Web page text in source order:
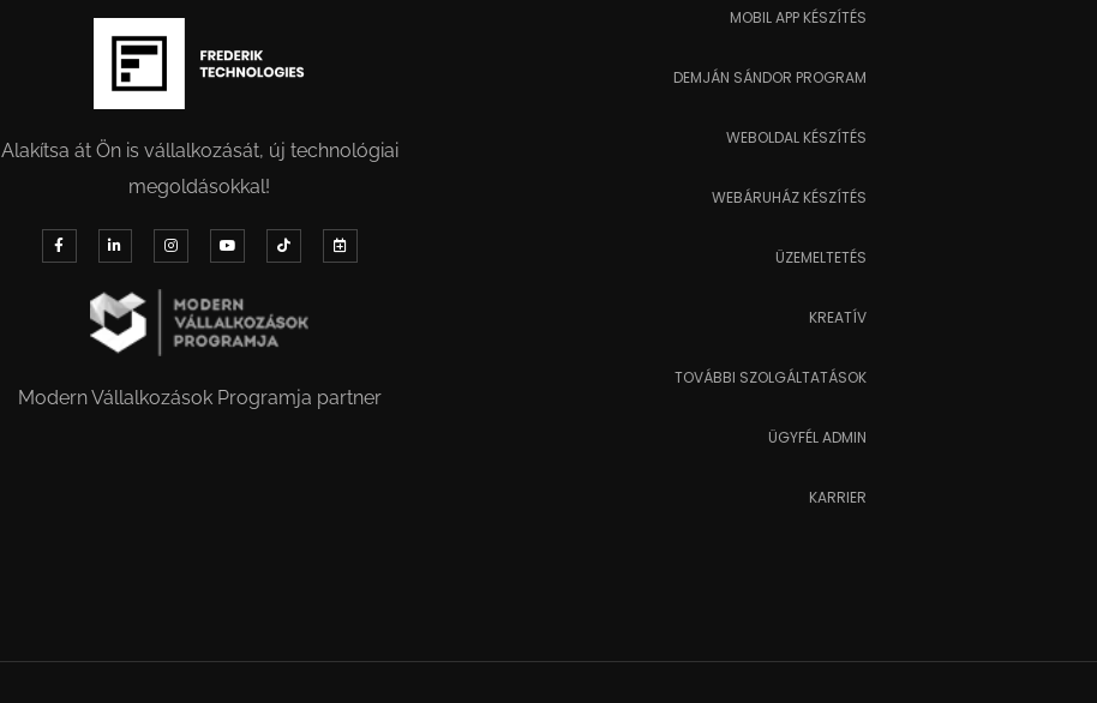
Alakítsa át Ön is vállalkozását, új technológiai
megoldásokkal!
Modern Vállalkozások Programja partner
MOBIL APP KÉSZÍTÉS
DEMJÁN SÁNDOR PROGRAM
WEBOLDAL KÉSZÍTÉS
WEBÁRUHÁZ KÉSZÍTÉS
ÜZEMELTETÉS
KREATÍV
TOVÁBBI SZOLGÁLTATÁSOK
ÜGYFÉL ADMIN
KARRIER